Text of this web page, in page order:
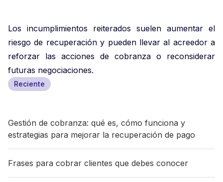
Los incumplimientos reiterados suelen aumentar el
riesgo de recuperación y pueden llevar al acreedor a
reforzar las acciones de cobranza o reconsiderar
futuras negociaciones.
Reciente
Gestión de cobranza: qué es, cómo funciona y
estrategias para mejorar la recuperación de pago
Frases para cobrar clientes que debes conocer